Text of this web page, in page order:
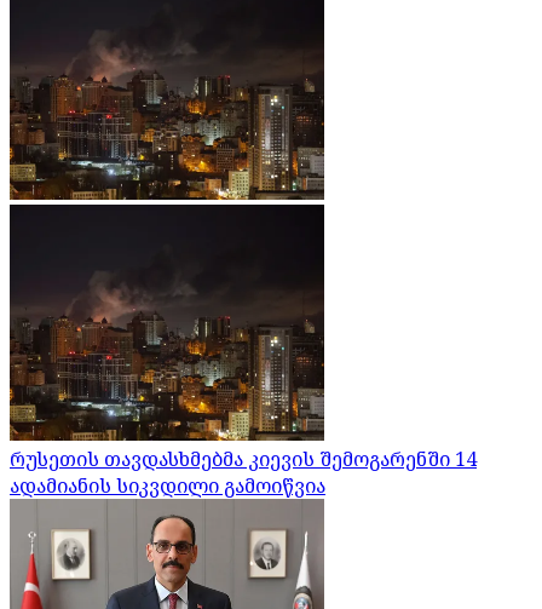
რუსეთის თავდასხმებმა კიევის შემოგარენში 14
ადამიანის სიკვდილი გამოიწვია